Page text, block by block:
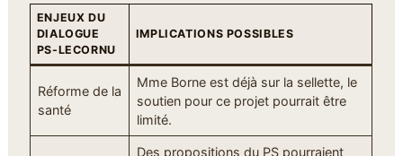
ENJEUX DU
DIALOGUE
PS-LECORNU
IMPLICATIONS POSSIBLES
Réforme de la
santé
Mme Borne est déjà sur la sellette, le
soutien pour ce projet pourrait être
limité.
Des propositions du PS pourraient